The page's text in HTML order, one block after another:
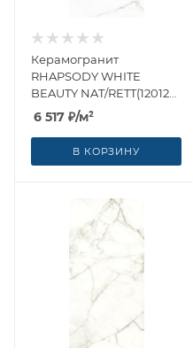
Керамогранит
RHAPSODY WHITE
BEAUTY NAT/RETT(120126)
60x120 от Naxos Ceramica
(Италия)
6 517 ₽/м²
В КОРЗИНУ